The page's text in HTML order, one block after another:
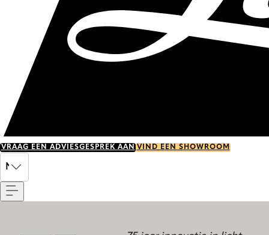
VRAAG EEN ADVIESGESPREK AAN VIND EEN SHOWROOM
NL